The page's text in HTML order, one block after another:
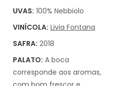
VINÍCOLA: Livia Fontana
SAFRA: 2018
PALATO: A boca
corresponde aos aromas,
UVAS: 100% Nebbiolo